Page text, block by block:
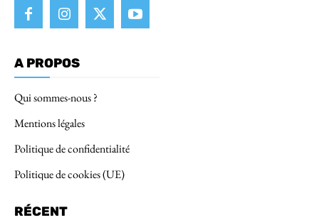
A PROPOS
Qui sommes-nous ?
Mentions légales
Politique de confidentialité
Politique de cookies (UE)
RÉCENT